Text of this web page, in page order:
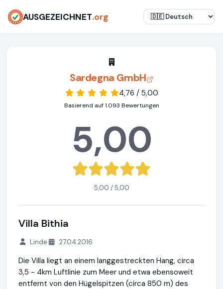
AUSGEZEICHNET.org
Sardegna GmbH
4,76 / 5,00
Basierend auf 1.093 Bewertungen
5,00
5,00 / 5,00
Villa Bithia
Linde 27.04.2016
Die Villa liegt an einem langgestreckten Hang, circa
3,5 - 4km Luftlinie zum Meer und etwa ebensoweit
entfernt von den Hügelspitzen (circa 850 m) des